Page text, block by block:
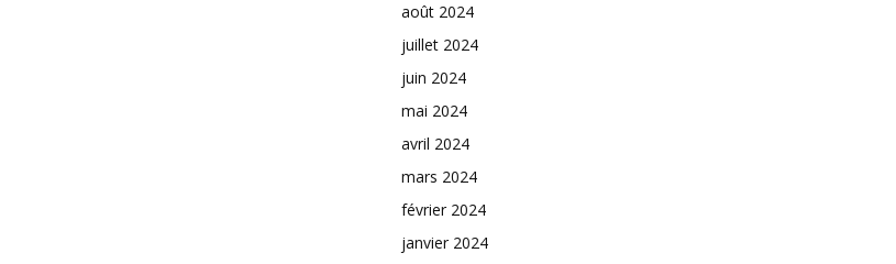
août 2024
juillet 2024
juin 2024
mai 2024
avril 2024
mars 2024
février 2024
janvier 2024